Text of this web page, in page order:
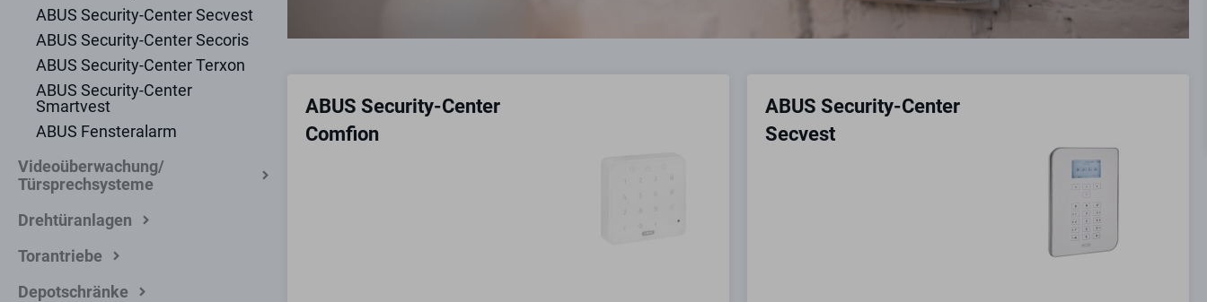
ABUS Security-Center Secvest
ABUS Security-Center Secoris
ABUS Security-Center Terxon
ABUS Security-Center
Smartvest
ABUS Fensteralarm
Videoüberwachung/
Türsprechsysteme
Drehtüranlagen
Torantriebe
Depotschränke
ABUS Security-Center
Comfion
ABUS Security-Center
Secvest